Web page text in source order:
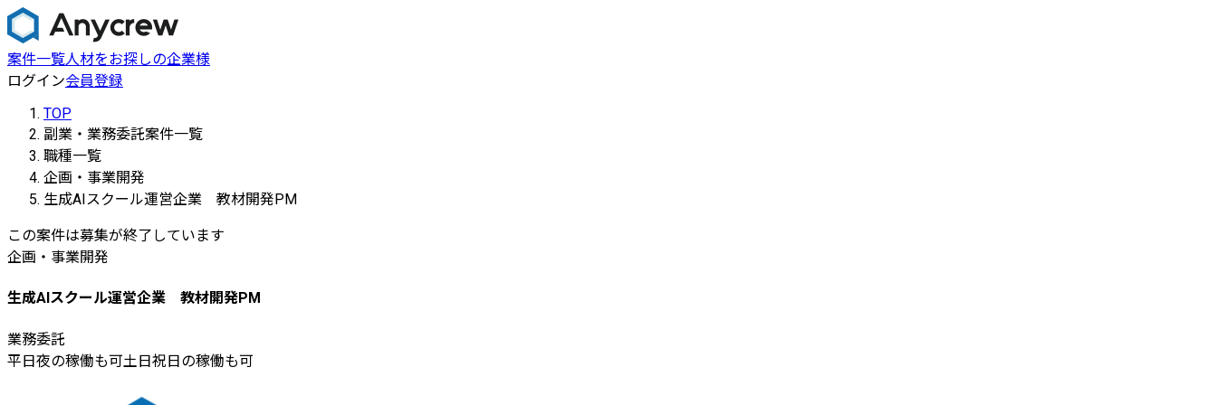
案件一覧人材をお探しの企業様
ログイン会員登録
TOP
副業・業務委託案件一覧
職種一覧
企画・事業開発
生成AIスクール運営企業 教材開発PM
この案件は募集が終了しています
企画・事業開発
生成AIスクール運営企業 教材開発PM
業務委託
平日夜の稼働も可土日祝日の稼働も可